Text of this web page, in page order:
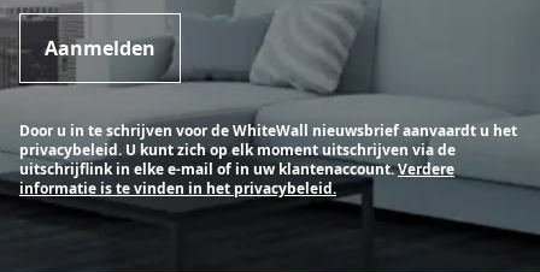
Aanmelden
Door u in te schrijven voor de WhiteWall nieuwsbrief aanvaardt u het
privacybeleid. U kunt zich op elk moment uitschrijven via de
uitschrijflink in elke e-mail of in uw klantenaccount.Verdere
informatie is te vinden in het privacybeleid.